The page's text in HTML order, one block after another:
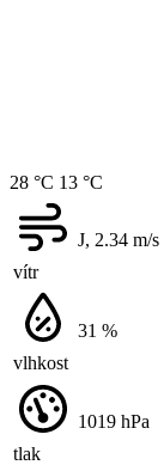
28 °C 13 °C
vítr
J, 2.34 m/s
vlhkost
31 %
tlak
1019 hPa